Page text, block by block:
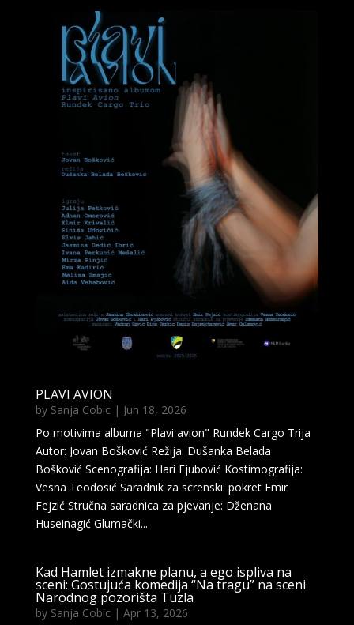
PLAVI AVION
by Sanja Cobic| Jun 18, 2026
Po motivima albuma "Plavi avion" Rundek Cargo Trija
Autor: Jovan Bošković Režija: Dušanka Belada
Bošković Scenografija: Hari Ejubović Kostimografija:
Vesna Teodosić Saradnik za screnski: pokret Emir
Fejzić Stručna saradnica za pjevanje: Dženana
Huseinagić Glumački...
Kad Hamlet izmakne planu, a ego ispliva na
sceni: Gostujuća komedija “Na tragu” na sceni
Narodnog pozorišta Tuzla
by Sanja Cobic| Apr 13, 2026